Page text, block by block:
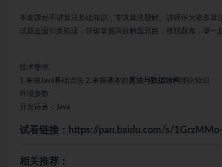
本套课程不讲算法基础知识，专攻算法题解。讲师作为诸多
试题全面归类梳理，带你掌握高效解题思路，摆脱题海，举一
技术要求
1.掌握Java基础语法 2.掌握基本的 算法与数据结构 理论知识
环境参数
开发语言：Java
试看链接： https://pan.baidu.com/s/
相关推荐：